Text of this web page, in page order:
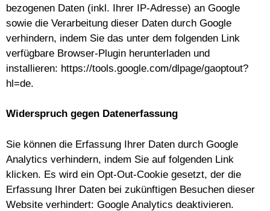
bezogenen Daten (inkl. Ihrer IP-Adresse) an Google
sowie die Verarbeitung dieser Daten durch Google
verhindern, indem Sie das unter dem folgenden Link
verfügbare Browser-Plugin herunterladen und
installieren: https://tools.google.com/dlpage/gaoptout?
hl=de.
Widerspruch gegen Datenerfassung
Sie können die Erfassung Ihrer Daten durch Google
Analytics verhindern, indem Sie auf folgenden Link
klicken. Es wird ein Opt-Out-Cookie gesetzt, der die
Erfassung Ihrer Daten bei zukünftigen Besuchen dieser
Website verhindert: Google Analytics deaktivieren.